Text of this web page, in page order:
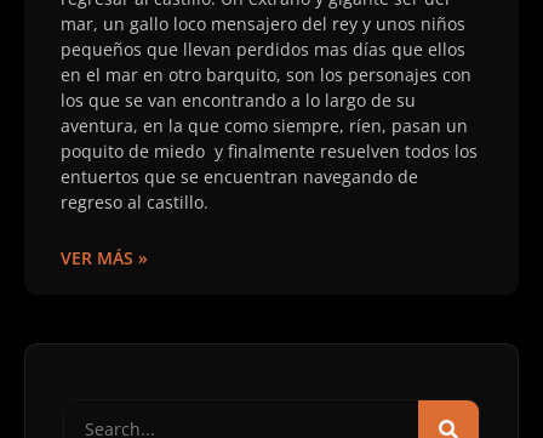
mar, un gallo loco mensajero del rey y unos niños
pequeños que llevan perdidos mas días que ellos
en el mar en otro barquito, son los personajes con
los que se van encontrando a lo largo de su
aventura, en la que como siempre, ríen, pasan un
poquito de miedo y finalmente resuelven todos los
entuertos que se encuentran navegando de
regreso al castillo.
VER MÁS »